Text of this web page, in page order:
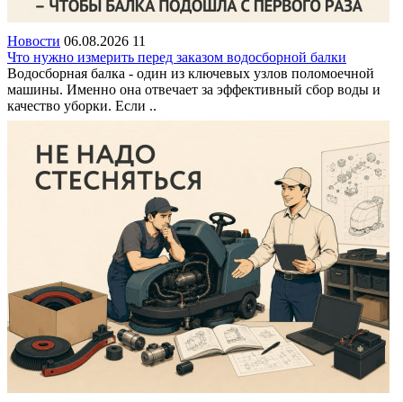
Новости 06.08.2026 11
Что нужно измерить перед заказом водосборной балки
Водосборная балка - один из ключевых узлов поломоечной
машины. Именно она отвечает за эффективный сбор воды и
качество уборки. Если ..